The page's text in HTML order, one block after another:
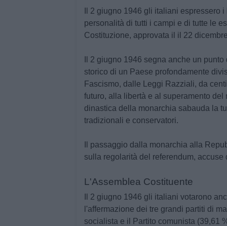
Il 2 giugno 1946 gli italiani espressero i
personalità di tutti i campi e di tutte le
Costituzione, approvata il il 22
Il 2 giugno 1946 segna anche un punto
storico di un Paese profondamente
Fascismo, dalle Leggi Razziali, da
futuro, alla libertà e al superamento
dinastica della monarchia sabauda la
tradizionali e conservatori.
Il passaggio dalla monarchia alla
sulla regolarità del referendum,
L'Assemblea Costituente
Il 2 giugno 1946 gli italiani votarono
l'affermazione dei tre grandi partiti di
socialista e il Partito comunista (39,61